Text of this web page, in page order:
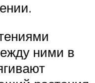
ними в